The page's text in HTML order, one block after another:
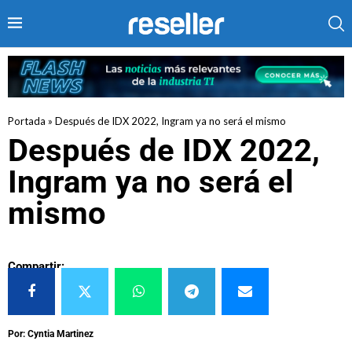
Portada » Después de IDX 2022, Ingram ya no será el mismo
Después de IDX 2022,
Ingram ya no será el
mismo
Compartir:
Por: Cyntia Martinez